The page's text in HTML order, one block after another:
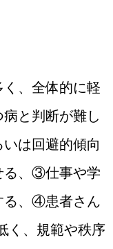
、全体的に軽
と判断が難し
は回避的傾向
る、③仕事や学
る、④患者さん
く、規範や秩序